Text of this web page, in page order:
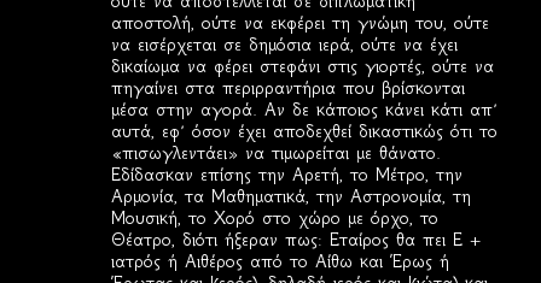
αποστολή, ούτε να εκφέρει τη γνώμη του, ούτε
να εισέρχεται σε δημόσια ιερά, ούτε να έχει
δικαίωμα να φέρει στεφάνι στις γιορτές, ούτε να
πηγαίνει στα περιρραντήρια που βρίσκονται
μέσα στην αγορά. Αν δε κάποιος κάνει κάτι απ’
αυτά, εφ’ όσον έχει αποδεχθεί δικαστικώς ότι το
«πισωγλεντάει» να τιμωρείται με θάνατο.
Εδίδασκαν επίσης την Αρετή, το Μέτρο, την
Αρμονία, τα Μαθηματικά, την Αστρονομία, τη
Μουσική, το Χορό στο χώρο με όρχο, το
Θέατρο, διότι ήξεραν πως: Εταίρος θα πει Ε +
ιατρός ή Αιθέρος από το Αίθω και Έρως ή